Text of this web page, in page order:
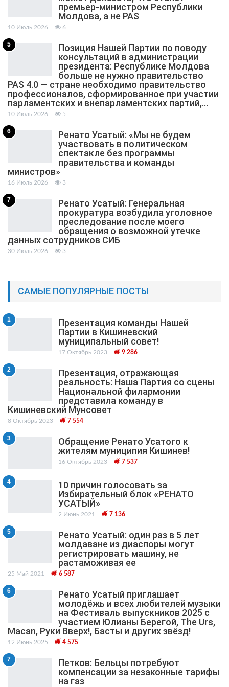
премьер-министром Республики
Молдова, а не PAS
10 Июль 2026 6
5
Позиция Нашей Партии по поводу
консультаций в администрации
президента: Республике Молдова
больше не нужно правительство
PAS 4.0 — стране необходимо правительство
профессионалов, сформированное при участии
парламентских и внепарламентских партий,…
10 Июль 2026 5
6
Ренато Усатый: «Мы не будем
участвовать в политическом
спектакле без программы
правительства и команды
министров»
16 Июль 2026 3
7
Ренато Усатый: Генеральная
прокуратура возбудила уголовное
преследование после моего
обращения о возможной утечке
данных сотрудников СИБ
30 Июль 2026 3
САМЫЕ ПОПУЛЯРНЫЕ ПОСТЫ
1
Презентация команды Нашей
Партии в Кишиневский
муниципальный cовет!
17 Октябрь 2023 9 286
2
Презентация, отражающая
реальность: Наша Партия со сцены
Национальной филармонии
представила команду в
Кишиневский Мунсовет
8 Октябрь 2023 7 554
3
Обращение Ренато Усатого к
жителям муниципия Кишинев!
16 Октябрь 2023 7 537
4
10 причин голосовать за
Избирательный блок «РЕНАТО
УСАТЫЙ»
2 Июнь 2021 7 136
5
Ренато Усатый: один раз в 5 лет
молдаване из диаспоры могут
регистрировать машину, не
растаможивая ее
25 Май 2021 6 587
6
Ренато Усатый приглашает
молодёжь и всех любителей музыки
на Фестиваль выпускников 2025 с
участием Юлианы Берегой, The Urs,
Macan, Руки Вверх!, Басты и других звёзд!
12 Июнь 2025 4 575
7
Петков: Бельцы потребуют
компенсации за незаконные тарифы
на газ